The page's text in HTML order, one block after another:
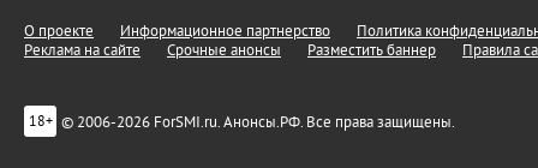
О проекте Информационное партнерство
Политика
Реклама на сайте
Срочные анонсы Разместить баннер Правила
18+ © 2006-2026 ForSMI.ru. Анонсы.РФ. Все права защищены.